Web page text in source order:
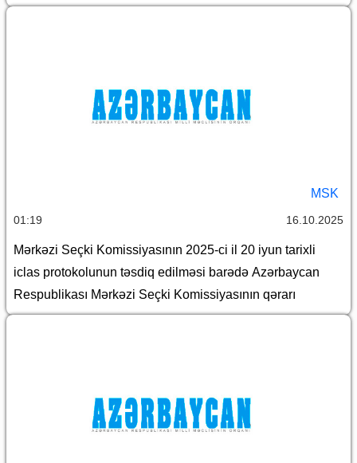
MSK
01:19 16.10.2025
Mərkəzi Seçki Komissiyasının 2025-ci il 20 iyun tarixli
iclas protokolunun təsdiq edilməsi barədə Azərbaycan
Respublikası Mərkəzi Seçki Komissiyasının qərarı